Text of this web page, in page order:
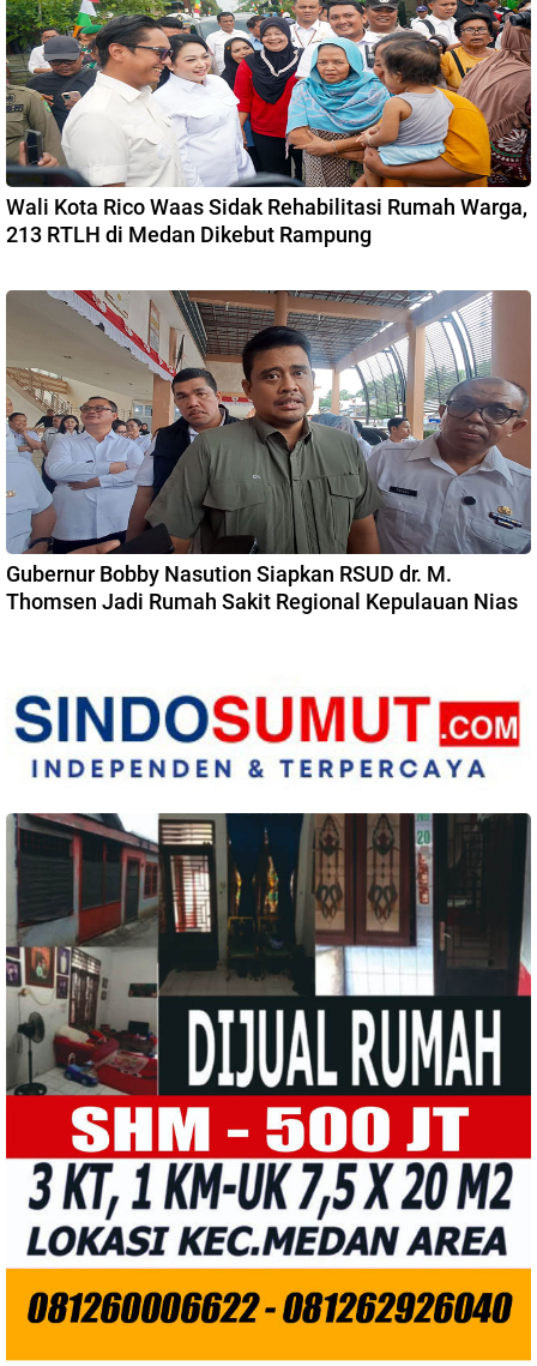
Wali Kota Rico Waas Sidak Rehabilitasi Rumah Warga,
213 RTLH di Medan Dikebut Rampung
Gubernur Bobby Nasution Siapkan RSUD dr. M.
Thomsen Jadi Rumah Sakit Regional Kepulauan Nias